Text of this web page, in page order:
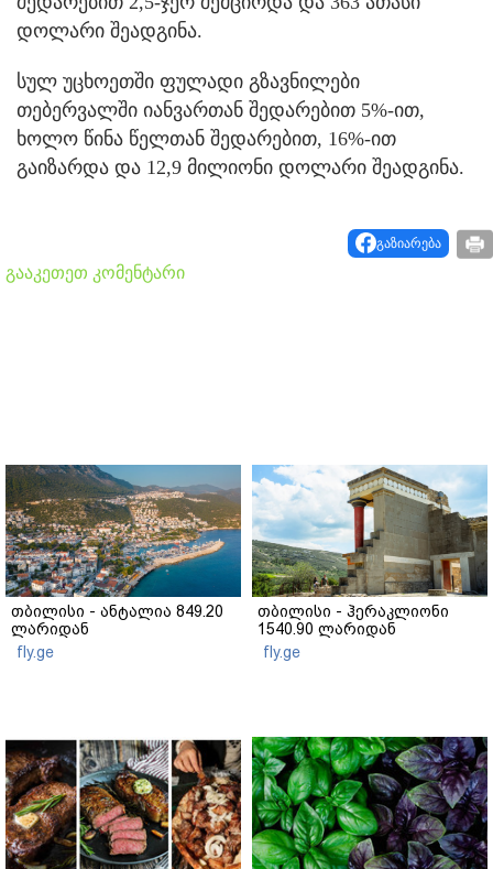
დოლარი შეადგინა.
სულ უცხოეთში ფულადი გზავნილები
თებერვალში იანვართან შედარებით 5%-ით,
ხოლო წინა წელთან შედარებით, 16%-ით
გაიზარდა და 12,9 მილიონი დოლარი შეადგინა.
გაზიარება
გააკეთეთ კომენტარი
თბილისი - ანტალია 849.20
ლარიდან
fly.ge
თბილისი - ჰერაკლიონი
1540.90 ლარიდან
fly.ge